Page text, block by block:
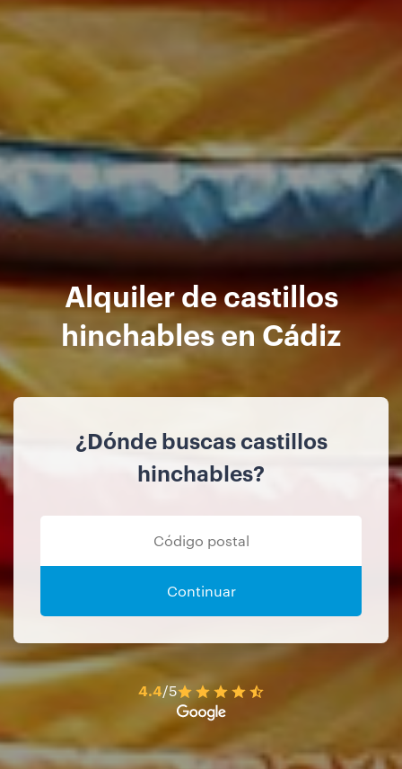
Alquiler de castillos
hinchables en Cádiz
¿Dónde buscas castillos
hinchables?
Continuar
4.4/5